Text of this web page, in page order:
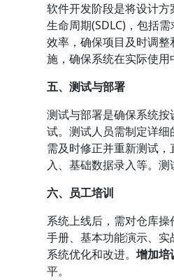
软件开发阶段是将设计
生命周期(SDLC)，包括
效率，确保项目及时调
施，确保系统在实际使用
五、测试与部署
测试与部署是确保系统
试。测试人员需制定详
需及时修正并重新测试
入、基础数据录入等。
六、员工培训
系统上线后，需对仓库
手册、基本功能演示、
系统优化和改进。增加培
平。